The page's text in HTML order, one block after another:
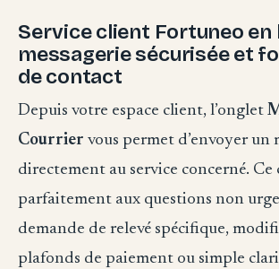
Service client Fortuneo en
messagerie sécurisée et
de contact
Depuis votre espace client, l’onglet
Courrier vous permet d’envoyer un
directement au service concerné.
parfaitement aux questions non
demande de relevé spécifique,
plafonds de paiement ou simple